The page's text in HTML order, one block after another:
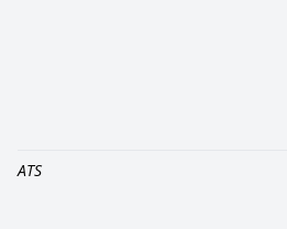
ATS